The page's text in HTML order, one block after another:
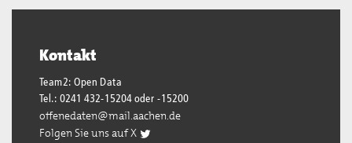
Kontakt
Team2: Open Data
Tel.: 0241 432-15204 oder -15200
offenedaten@mail.aachen.de
Folgen Sie uns auf X